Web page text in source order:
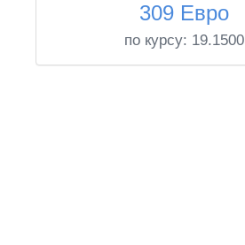
309 Евро
по курсу: 19.1500